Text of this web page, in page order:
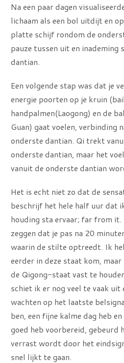
Na een paar dagen
lichaam als een bol uitdijt en
platte schijf rondom de
pauze tussen uit en
dantian.
Een volgende stap was dat je
energie poorten op je kruin
handpalmen(Laogong) en de
Guan) gaat voelen, verbinding
onderste dantian. Qi trekt
onderste dantian, maar het
vanuit de onderste dantian
Het is echt niet zo dat de
beschrijf het hele half uur dat
houding sta ervaar; far from it.
zeggen dat je pas na 20
waarin de stilte optreedt. Ik
eerder in deze staat kom,
de Qigong-staat vast te
schiet ik er nog veel te vaak uit
wachten op het laatste
ben, een fijne kalme dag heb
goed heb voorbereid, gebeurd
verrast wordt door het
snel lijkt te gaan.